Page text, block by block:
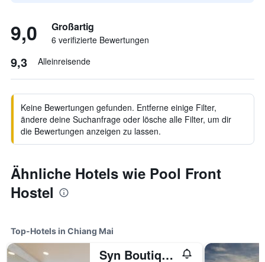
9,0 Großartig
6 verifizierte Bewertungen
9,3 Alleinreisende
Keine Bewertungen gefunden. Entferne einige Filter,
ändere deine Suchanfrage oder lösche alle Filter, um dir
die Bewertungen anzeigen zu lassen.
Ähnliche Hotels wie Pool Front
Hostel
Top-Hotels in Chiang Mai
Syn Boutique Hotel